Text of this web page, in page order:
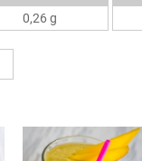
0,26 g